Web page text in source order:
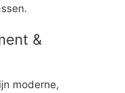
&
moderne,